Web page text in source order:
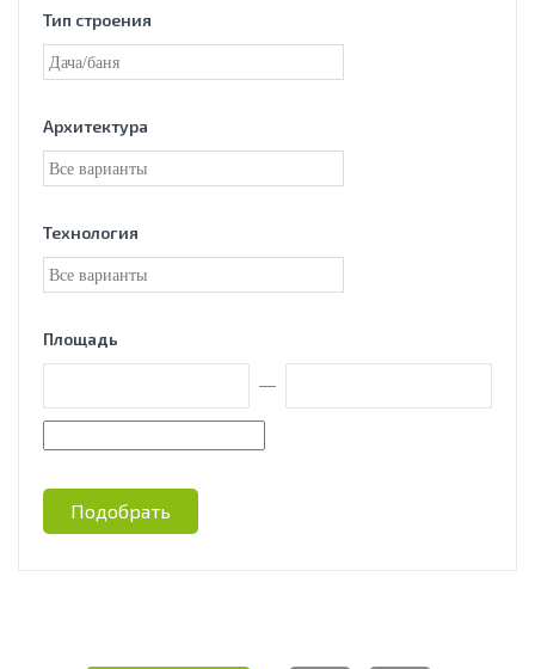
Тип строения
Архитектура
Технология
Площадь
—
Подобрать